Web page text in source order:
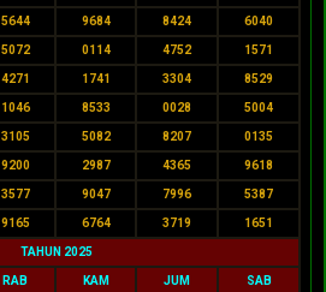
5644 9684 8424 6040
5072 0114 4752 1571
4271 1741 3304 8529
1046 8533 0028 5004
3105 5082 8207 0135
9200 2987 4365 9618
3577 9047 7996 5387
9165 6764 3719 1651
TAHUN 2025
RAB KAM JUM SAB